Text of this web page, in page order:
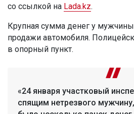
со ссылкой на Lada.kz.
Крупная сумма денег у
продажи автомобиля.
в опорный пункт.
«24 января участковый
спящим нетрезвого